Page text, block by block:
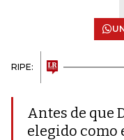
RIPE:
Antes de que
elegido como